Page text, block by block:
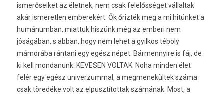
ismerőseiket az életnek, nem csak felelősséget vállaltak
akár ismeretlen emberekért. Ők őrizték meg a mi hitünket a
humánumban, miattuk hiszünk még az emberi nem
jóságában, s abban, hogy nem lehet a gyilkos téboly
mámorába rántani egy egész népet. Bármennyire is fáj, de
ki kell mondanunk: KEVESEN VOLTAK. Noha minden élet
felér egy egész univerzummal, a megmenekültek száma
csak töredéke volt az elpusztítottak számának. Most, a